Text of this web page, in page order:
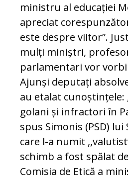
ministru al educației
apreciat
este despre viitor”.
mulți miniștri,
parlamentari vor
Ajunși deputați
au etalat cunoștințele:
golani și infractori în
spus Simonis (PSD) lui
care l-a numit
schimb a fost spălat
Comisia de Etică a